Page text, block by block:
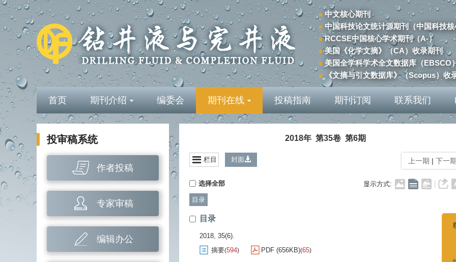
中文核心期刊
中国科技论文统计源期刊（中国科技
RCCSE中国核心学术期刊（A-）
美国《化学文摘》（CA）收录期刊
美国全学科学术全文数据库（EBSCO
《文摘与引文数据库》（Scopus）收
首页 期刊介绍 编委会 期刊在线 投稿指南 期刊订阅 联系我们
投审稿系统
作者投稿
专家审稿
编辑办公
2018年 第35卷 第6期
栏目 封面 上一期 | 下一期
选择全部 显示方式:
目录
目录
2018, 35(6).
摘要(594) PDF (656KB)(65)
尊敬的